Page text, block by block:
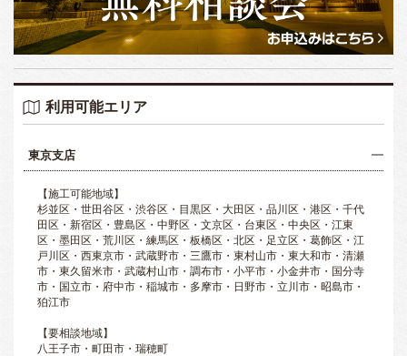
利用可能エリア
東京支店
【施工可能地域】
杉並区・世田谷区・渋谷区・目黒区・大田区・品川区・港区・千代
田区・新宿区・豊島区・中野区・文京区・台東区・中央区・江東
区・墨田区・荒川区・練馬区・板橋区・北区・足立区・葛飾区・江
戸川区・西東京市・武蔵野市・三鷹市・東村山市・東大和市・清瀬
市・東久留米市・武蔵村山市・調布市・小平市・小金井市・国分寺
市・国立市・府中市・稲城市・多摩市・日野市・立川市・昭島市・
狛江市
【要相談地域】
八王子市・町田市・瑞穂町